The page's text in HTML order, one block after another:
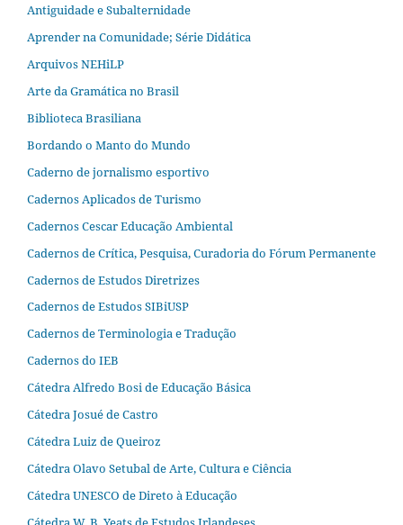
Antiguidade e Subalternidade
Aprender na Comunidade; Série Didática
Arquivos NEHiLP
Arte da Gramática no Brasil
Biblioteca Brasiliana
Bordando o Manto do Mundo
Caderno de jornalismo esportivo
Cadernos Aplicados de Turismo
Cadernos Cescar Educação Ambiental
Cadernos de Crítica, Pesquisa, Curadoria do Fórum Permanente
Cadernos de Estudos Diretrizes
Cadernos de Estudos SIBiUSP
Cadernos de Terminologia e Tradução
Cadernos do IEB
Cátedra Alfredo Bosi de Educação Básica
Cátedra Josué de Castro
Cátedra Luiz de Queiroz
Cátedra Olavo Setubal de Arte, Cultura e Ciência
Cátedra UNESCO de Direto à Educação